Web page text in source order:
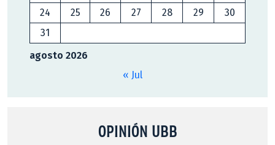
agosto 2026
24
25 26 27 28 29
30
31
« Jul
OPINIÓN UBB